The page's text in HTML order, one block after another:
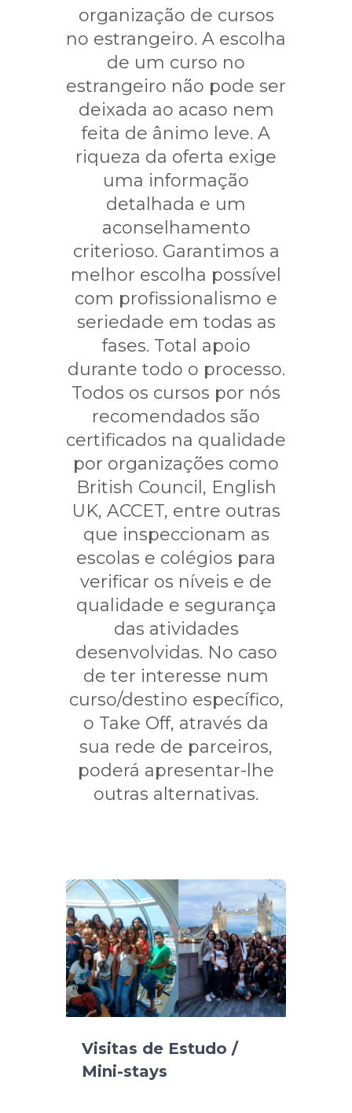
organização de cursos
no estrangeiro. A escolha
de um curso no
estrangeiro não pode ser
deixada ao acaso nem
feita de ânimo leve. A
riqueza da oferta exige
uma informação
detalhada e um
aconselhamento
criterioso. Garantimos a
melhor escolha possível
com profissionalismo e
seriedade em todas as
fases. Total apoio
durante todo o processo.
Todos os cursos por nós
recomendados são
certificados na qualidade
por organizações como
British Council, English
UK, ACCET, entre outras
que inspeccionam as
escolas e colégios para
verificar os níveis e de
qualidade e segurança
das atividades
desenvolvidas. No caso
de ter interesse num
curso/destino específico,
o Take Off, através da
sua rede de parceiros,
poderá apresentar-lhe
outras alternativas.
Visitas de Estudo /
Mini-stays